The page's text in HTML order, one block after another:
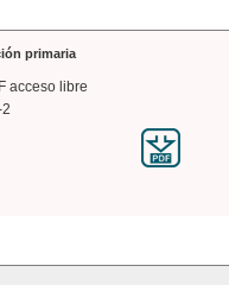
primaria
acceso libre